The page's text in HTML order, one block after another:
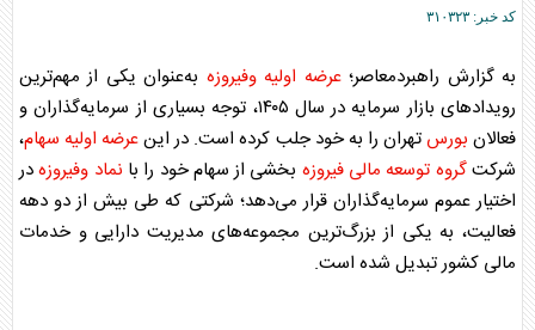
کد خبر: ۳۱۰۳۲۳
به گزارش راهبردمعاصر؛عرضه اولیه وفیروزه به‌عنوان یکی از مهم‌ترین
رویدادهای بازار سرمایه در سال ۱۴۰۵، توجه بسیاری از سرمایه‌گذاران و
فعالان بورس تهران را به خود جلب کرده است. در اینعرضه اولیه سهام،
شرکتگروه توسعه مالی فیروزه بخشی از سهام خود را با نماد وفیروزهدر
اختیار عموم سرمایه‌گذاران قرار می‌دهد؛ شرکتی که طی بیش از دو دهه
فعالیت، به یکی از بزرگ‌ترین مجموعه‌های مدیریت دارایی و خدمات
مالی کشور تبدیل شده است.